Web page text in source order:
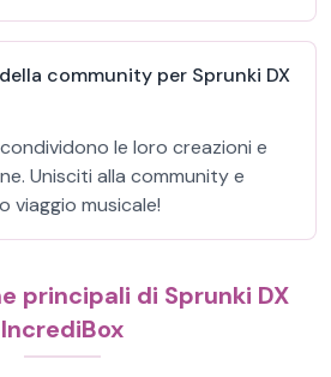
community per Sprunki DX
le loro creazioni e
Unisciti alla community e
viaggio musicale!
principali di Sprunki DX
IncrediBox